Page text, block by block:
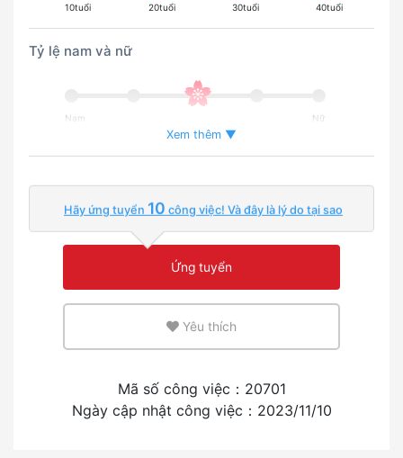
10tuổi 20tuổi 30tuổi 40tuổi
Tỷ lệ nam và nữ
Nam Nữ
Tỉ lệ người nước ngoài đang làm việc
Môi trường sử dụng tiếng anh hoặc tiếng mẹ đẻ
Kinh nghiệm tuyển dụng người nước ngoài
Xem thêm ▼
Hãy ứng tuyển 10 công việc! Và đây là lý do tại sao
Ứng tuyển
Yêu thích
Mã số công việc：20701
Ngày cập nhật công việc：2023/11/10